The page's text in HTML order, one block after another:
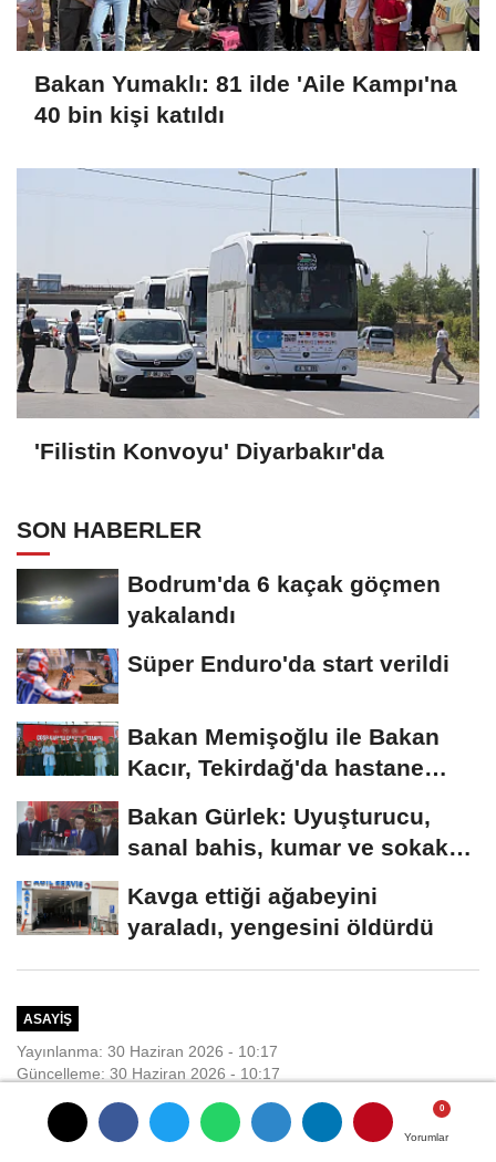
Yorumlar
Yorumlar
Bakan Yumaklı: 81 ilde 'Aile Kampı'na
40 bin kişi katıldı
'Filistin Konvoyu' Diyarbakır'da
SON HABERLER
Bodrum'da 6 kaçak göçmen
yakalandı
Süper Enduro'da start verildi
Bakan Memişoğlu ile Bakan
Kacır, Tekirdağ'da hastane
Bakan Gürlek: Uyuşturucu,
sanal bahis, kumar ve sokak
Kavga ettiği ağabeyini
yaraladı, yengesini öldürdü
ASAYIŞ
Yayınlanma: 30 Haziran 2026 - 10:17
Güncelleme: 30 Haziran 2026 - 10:17
Denizde kaybolan 17 yaşındaki
Yorumlar